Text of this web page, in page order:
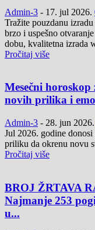
Admin-3 - 17. jul 2026.
Tražite pouzdanu
brzo i uspešno
dobu, kvalitetna izrada
Pročitaj više
Mesečni
novih prilika i
Admin-3 - 28. jun 2026.
Jul 2026. godine
priliku da okrenu novu
Pročitaj više
BROJ ŽRTAVA
Najmanje 253
u...